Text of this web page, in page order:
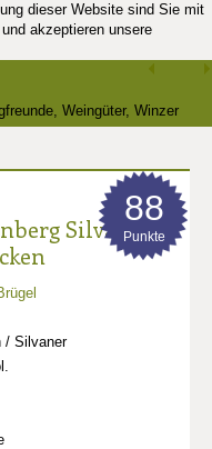
dieser Website sind Sie mit
akzeptieren unsere
Weingüter, Winzer
Silvaner
/ Silvaner
88
Punkte